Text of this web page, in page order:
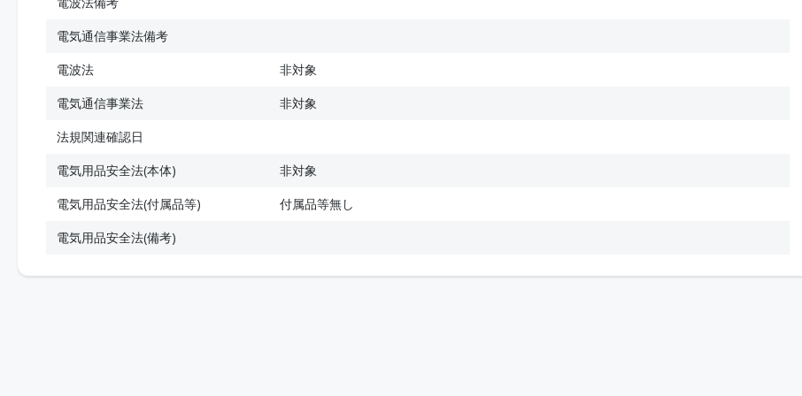
電気通信事業法備考
電波法
非対象
電気通信事業法
非対象
法規関連確認日
電気用品安全法(本体)
非対象
電気用品安全法(付属品等)
付属品等無し
電気用品安全法(備考)